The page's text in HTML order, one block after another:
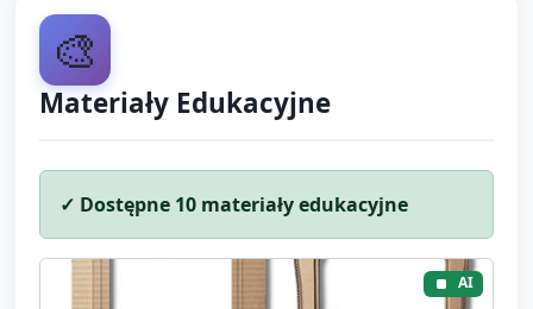
🎨
Materiały Edukacyjne
✓ Dostępne 10 materiały edukacyjne
AI